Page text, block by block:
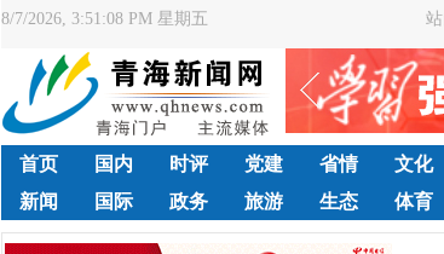
8/7/2026, 3:51:09 PM 星期五
首页 国内 时评 党建 省情 文化
新闻
国际 政务 旅游 生态 体育